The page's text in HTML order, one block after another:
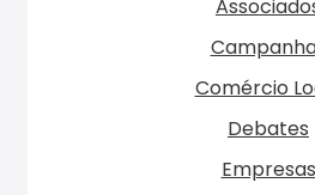
Comércio
Debates
Empresas